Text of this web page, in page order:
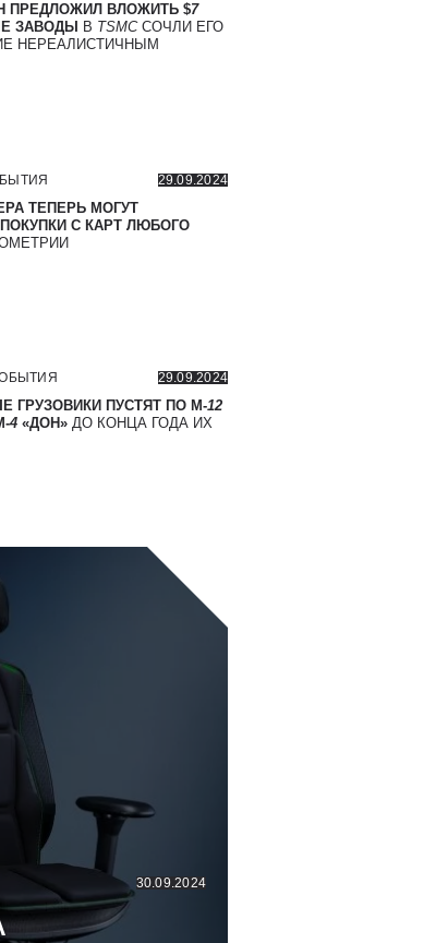
ПРЕДЛОЖИЛ ВЛОЖИТЬ $7
ЗАВОДЫ
В TSMC СОЧЛИ ЕГО
НЕРЕАЛИСТИЧНЫМ
29.09.2024
ТЕПЕРЬ МОГУТ
С КАРТ ЛЮБОГО
29.09.2024
ГРУЗОВИКИ ПУСТЯТ ПО М-12
4 «ДОН» ДО КОНЦА ГОДА ИХ
30.09.2024